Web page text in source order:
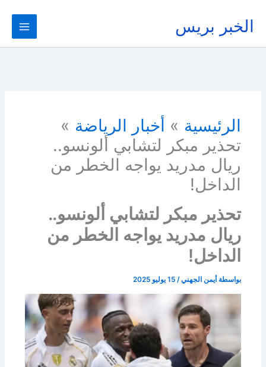
المحتوى
الخبر بريس
الرئيسية
أخبار الرياضة
تحذير مبكر لتشابي ألونسو..
ريال مدريد يواجه الخطر من
الداخل!
تحذير مبكر لتشابي ألونسو..
ريال مدريد يواجه الخطر من
الداخل!
بواسطة أيمن الجهني/15 يوليو 2025